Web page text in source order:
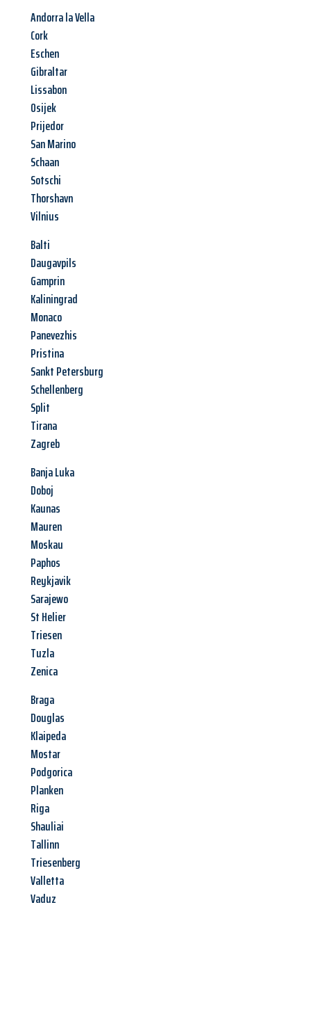
Andorra la Vella
Cork
Eschen
Gibraltar
Lissabon
Osijek
Prijedor
San Marino
Schaan
Sotschi
Thorshavn
Vilnius
Balti
Daugavpils
Gamprin
Kaliningrad
Monaco
Panevezhis
Pristina
Sankt Petersburg
Schellenberg
Split
Tirana
Zagreb
Banja Luka
Doboj
Kaunas
Mauren
Moskau
Paphos
Reykjavik
Sarajewo
St Helier
Triesen
Tuzla
Zenica
Braga
Douglas
Klaipeda
Mostar
Podgorica
Planken
Riga
Shauliai
Tallinn
Triesenberg
Valletta
Vaduz